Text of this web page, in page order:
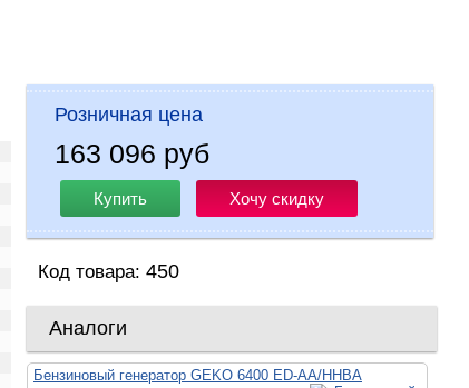
Розничная цена
163 096 руб
Купить Хочу скидку
Код товара: 450
Аналоги
Бензиновый генератор GEKO 6400 ED-AA/HHBA